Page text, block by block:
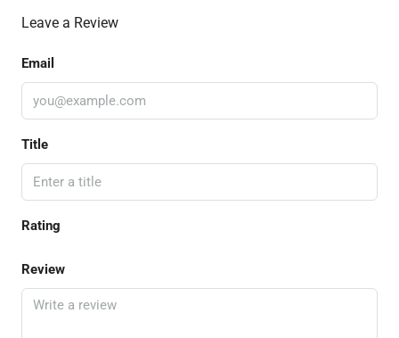
Leave a Review
Email
Title
Rating
Review